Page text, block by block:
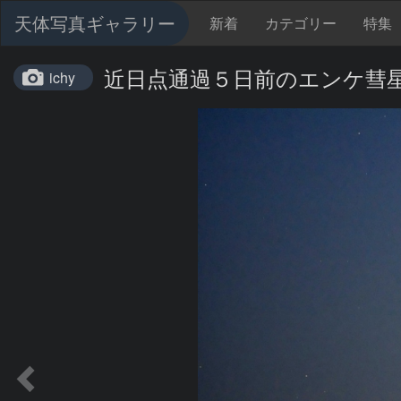
天体写真ギャラリー 新着 カテゴリー 特集
ichy 近日点通過５日前のエンケ彗